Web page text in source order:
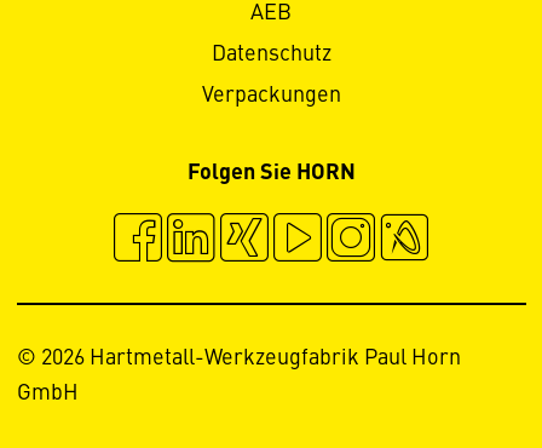
AEB
Datenschutz
Verpackungen
Folgen Sie HORN
© 2026 Hartmetall-Werkzeugfabrik Paul Horn
GmbH